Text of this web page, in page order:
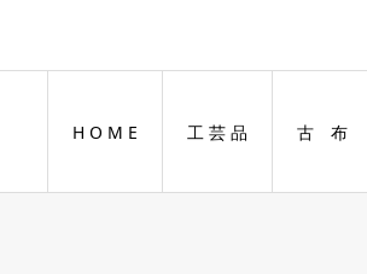
H O M E 工 芸 品 古 布